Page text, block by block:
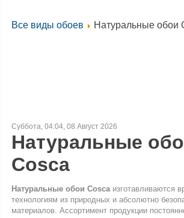
Все виды обоев Натуральные обои
Суббота, 04:04, 08 Август 2026
Натуральные
Cosca
Натуральные обои Сoscaизготавливаются
технологиям из природных и абсолютно
материалов. Ассортимент продукции